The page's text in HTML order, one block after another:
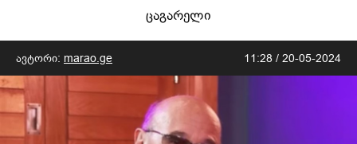
ცაგარელი
ავტორი: marao.ge 11:28 / 20-05-2024